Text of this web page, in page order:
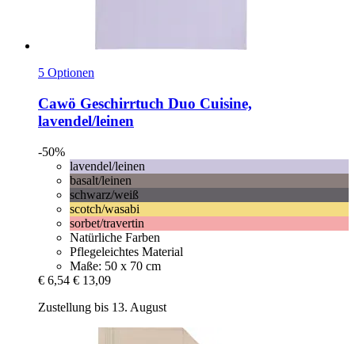
5 Optionen
Cawö Geschirrtuch Duo Cuisine,
lavendel/leinen
-50%
lavendel/leinen
basalt/leinen
schwarz/weiß
scotch/wasabi
sorbet/travertin
Natürliche Farben
Pflegeleichtes Material
Maße: 50 x 70 cm
€ 6,54 € 13,09
Zustellung bis 13. August